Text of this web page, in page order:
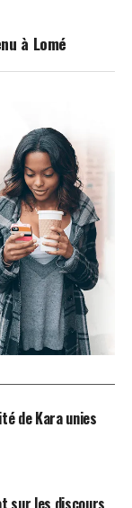
à Lomé
de Kara unies
sur les discours